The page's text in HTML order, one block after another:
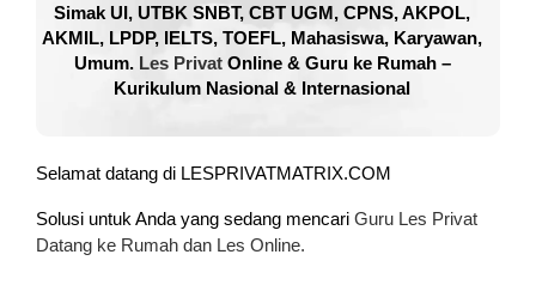
Simak UI, UTBK SNBT, CBT UGM, CPNS, AKPOL,
AKMIL, LPDP, IELTS, TOEFL, Mahasiswa, Karyawan,
Umum. Les PrivatOnline & Guru ke Rumah –
Kurikulum Nasional & Internasional
Selamat datang di LESPRIVATMATRIX.COM
Solusi untuk Anda yang sedang mencari Guru Les Privat
Datang ke Rumah dan Les Online.